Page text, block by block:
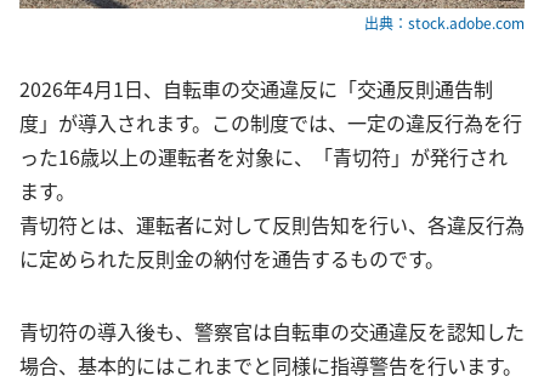
出典：stock.adobe.com
2026年4月1日、自転車の交通違反に「交通反則通告制
度」が導入されます。この制度では、一定の違反行為を行
った16歳以上の運転者を対象に、「青切符」が発行され
ます。
青切符とは、運転者に対して反則告知を行い、各違反行為
に定められた反則金の納付を通告するものです。
青切符の導入後も、警察官は自転車の交通違反を認知した
場合、基本的にはこれまでと同様に指導警告を行います。